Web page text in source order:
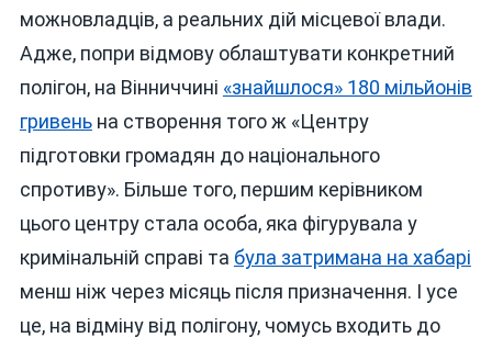
можновладців, а реальних дій місцевої влади.
Адже, попри відмову облаштувати конкретний
полігон, на Вінниччині «знайшлося» 180 мільйонів
гривеньна створення того ж «Центру
підготовки громадян до національного
спротиву». Більше того, першим керівником
цього центру стала особа, яка фігурувала у
кримінальній справі та була затримана на хабарі
менш ніж через місяць після призначення. І усе
це, на відміну від полігону, чомусь входить до